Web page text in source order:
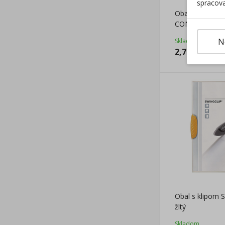
Obal s klipom
CONNECT
Skladom
2,79 €
Obal s klipom
žltý